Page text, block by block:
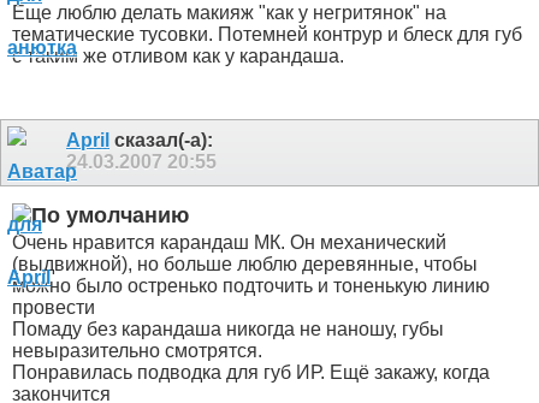
Еще люблю делать макияж "как у негритянок" на
тематические тусовки. Потемней контрур и блеск для губ
с таким же отливом как у карандаша.
April сказал(-а):
24.03.2007 20:55
Очень нравится карандаш МК. Он механический
(выдвижной), но больше люблю деревянные, чтобы
можно было остренько подточить и тоненькую линию
провести
Помаду без карандаша никогда не наношу, губы
невыразительно смотрятся.
Понравилась подводка для губ ИР. Ещё закажу, когда
закончится